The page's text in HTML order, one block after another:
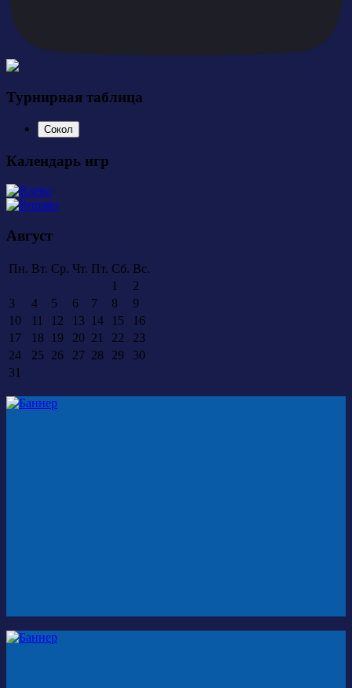
Турнирная таблица
Сокол
Календарь игр
Август
Пн. Вт. Ср. Чт. Пт. Сб. Вс.
1
2
3
4 5 6 7 8
9
10
11 12 13 14 15
16
17
18 19 20 21 22
23
24
25 26 27 28 29
30
31